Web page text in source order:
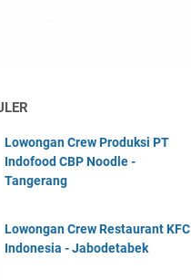
Lowongan Crew Produksi PT
Indofood CBP Noodle -
Tangerang
Lowongan Crew Restaurant KFC
Indonesia - Jabodetabek